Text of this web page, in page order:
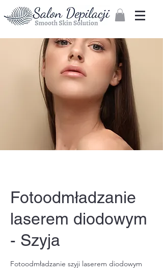
Zaloguj
Fotoodmładzanie
laserem diodowym
- Szyja
Fotoodmładzanie szyji laserem diodowym